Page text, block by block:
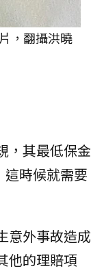
，翻攝洪曉
，其最低保金
時候就需要
意外事故造成
他的理賠項